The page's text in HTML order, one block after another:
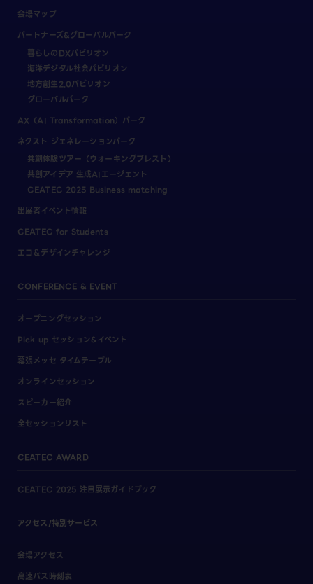
会場マップ
パートナーズ&グローバルパーク
暮らしのDXパビリオン
海洋デジタル社会パビリオン
地方創生2.0パビリオン
グローバルパーク
AX（AI Transformation）パーク
ネクスト ジェネレーションパーク
共創体験ツアー（ウォーキングブレスト）
共創アイデア 生成AIエージェント
CEATEC 2025 Business matching
出展者イベント情報
CEATEC for Students
エコ＆デザインチャレンジ
CONFERENCE & EVENT
オープニングセッション
Pick up セッション&イベント
幕張メッセ タイムテーブル
オンラインセッション
スピーカー紹介
全セッションリスト
CEATEC AWARD
CEATEC 2025 注目展示ガイドブック
アクセス/特別サービス
会場アクセス
高速バス時刻表